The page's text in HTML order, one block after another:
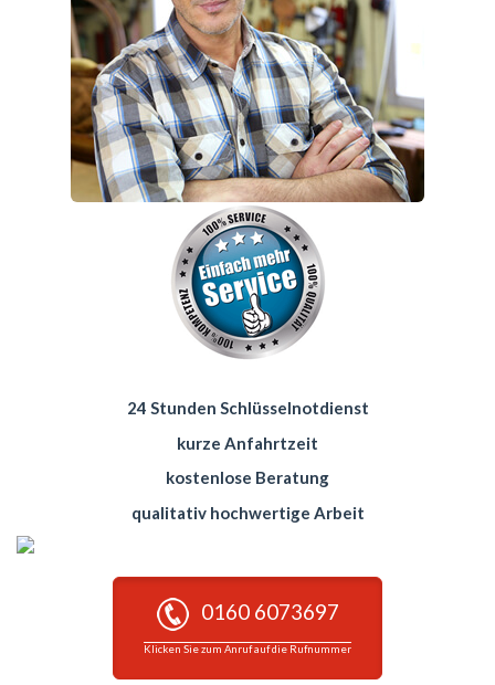
24 Stunden Schlüsselnotdienst
kurze Anfahrtzeit
kostenlose Beratung
qualitativ hochwertige Arbeit
0160 6073697
Klicken Sie zum Anruf auf die Rufnummer